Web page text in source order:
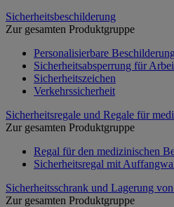
Sicherheitsbeschilderung
Zur gesamten Produktgruppe
Personalisierbare Beschilderung
Sicherheitsabsperrung für
Sicherheitszeichen
Verkehrssicherheit
Sicherheitsregale und Regale für
Zur gesamten Produktgruppe
Regal für den medizinischen
Sicherheitsregal mit
Sicherheitsschrank und Lagerung
Zur gesamten Produktgruppe